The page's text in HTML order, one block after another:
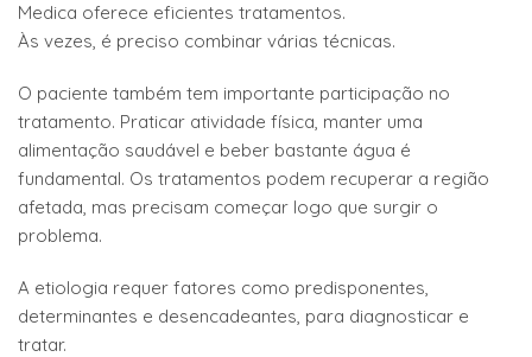
Medica oferece eficientes tratamentos.
Às vezes, é preciso combinar várias técnicas.
O paciente também tem importante participação no
tratamento. Praticar atividade física, manter uma
alimentação saudável e beber bastante água é
fundamental. Os tratamentos podem recuperar a região
afetada, mas precisam começar logo que surgir o
problema.
A etiologia requer fatores como predisponentes,
determinantes e desencadeantes, para diagnosticar e
tratar.